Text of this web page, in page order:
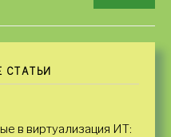
СТАТЬИ
в виртуализация ИТ: